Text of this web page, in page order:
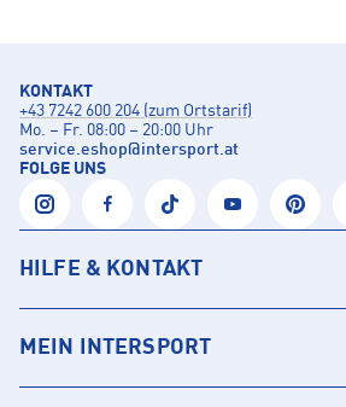
KONTAKT
+43 7242 600 204 (zum Ortstarif)
Mo. – Fr. 08:00 – 20:00 Uhr
service.eshop@intersport.at
FOLGE UNS
HILFE & KONTAKT
MEIN INTERSPORT